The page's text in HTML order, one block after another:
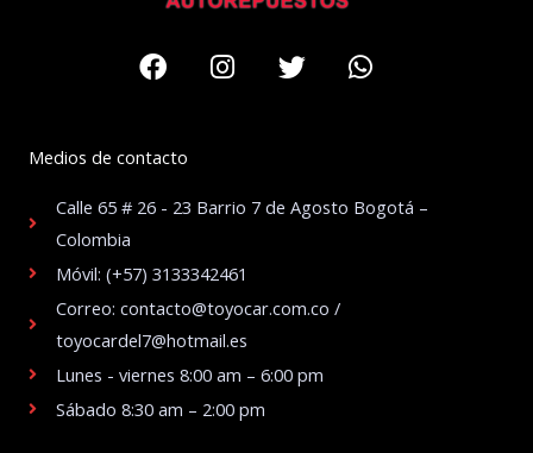
FacebookInstagram
TwitterWhatsapp
Medios de contacto
Calle 65 # 26 - 23 Barrio 7 de Agosto Bogotá –
Colombia
Móvil: (+57) 3133342461
Correo: contacto@toyocar.com.co /
toyocardel7@hotmail.es
Lunes - viernes 8:00 am – 6:00 pm
Sábado 8:30 am – 2:00 pm